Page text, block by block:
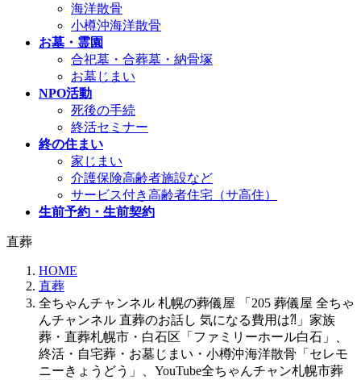
海洋散骨
小樽沖海洋散骨
お墓・霊園
合祀墓・合葬墓・納骨塚
お墓じまい
NPO活動
死後の手続
終活セミナー
終の住まい
家じまい
介護保険高齢者施設など
サービス付き高齢者住宅（サ高住）
生前予約・生前契約
直葬
HOME
直葬
全ちゃんチャンネル 札幌の葬儀屋 「205 葬儀屋 全ちゃ
んチャンネル 直葬のお話し 気になる費用は⁈」家族
葬・直葬札幌市・白石区「ファミリーホール白石」、
終活・自宅葬・お墓じまい・小樽沖海洋散骨「セレモ
ニーきょうどう」、YouTube全ちゃんチャン札幌市葬